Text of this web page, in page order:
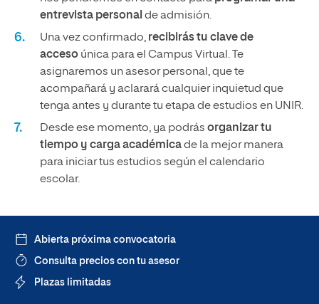
entrevista personal de admisión.
Una vez confirmado, recibirás tu clave de
acceso única para el Campus Virtual. Te
asignaremos un asesor personal, que te
acompañará y aclarará cualquier inquietud que
tenga antes y durante tu etapa de estudios en UNIR.
Desde ese momento, ya podrás organizar tu
tiempo y carga académicade la mejor manera
para iniciar tus estudios según el calendario
escolar.
Abierta próxima convocatoria
Consulta precios con tu asesor
Plazas limitadas